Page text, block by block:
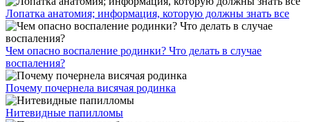
Лопатка анатомия; информация, которую должны знать все
Чем опасно воспаление родинки? Что делать в случае
воспаления?
Почему почернела висячая родинка
Нитевидные папилломы